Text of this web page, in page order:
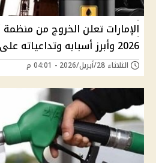
الإمارات تعلن الخروج من
2026 وأبرز أسبابه وتداعياته على الطاقة
الثلاثاء 28/أبريل/2026 - 04:01 م